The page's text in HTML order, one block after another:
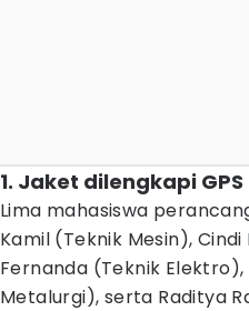
1. Jaket dilengkapi
Lima mahasiswa
Kamil (Teknik Mesin),
Fernanda (Teknik
Metalurgi), serta Raditya